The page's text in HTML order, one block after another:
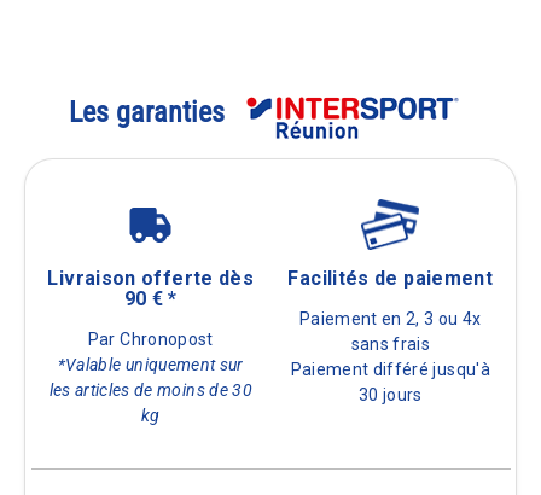
Les garanties
Livraison offerte dès
90 € *
Par Chronopost
*Valable uniquement sur
les articles de moins de 30
kg
Facilités de paiement
Paiement en 2, 3 ou 4x
sans frais
Paiement différé jusqu'à
30 jours